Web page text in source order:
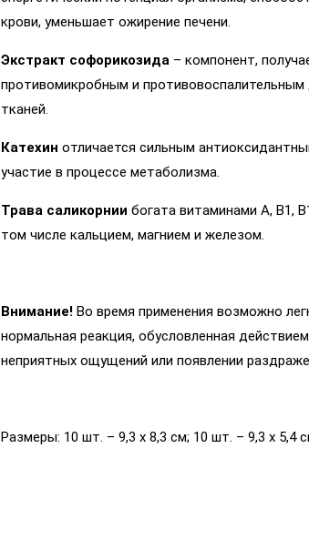
крови, уменьшает ожирение печени.
Экстракт софорикозида– компонент,
противомикробным и противовоспалительным
тканей.
Катехин отличается сильным
участие в процессе метаболизма.
Трава саликорнии богата витаминами А, В1,
том числе кальцием, магнием и железом.
Внимание!Во время применения возможно
нормальная реакция, обусловленная
неприятных ощущений или появлении
Размеры: 10 шт. – 9,3 х 8,3 см; 10 шт. – 9,3 х 5,4